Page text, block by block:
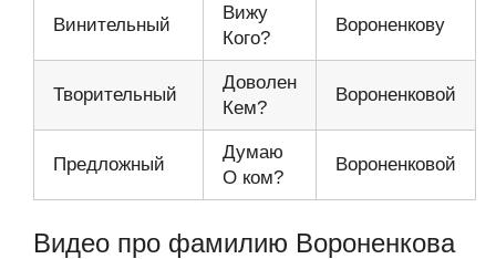
Винительный
Вижу
Кого?
Вороненкову
Творительный
Доволен
Кем?
Вороненковой
Предложный
Думаю
О ком?
Вороненковой
Видео про фамилию Вороненкова